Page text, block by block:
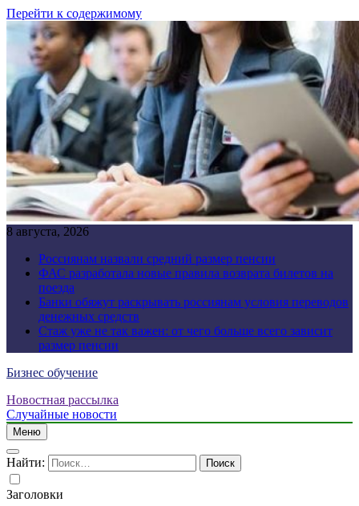
Перейти к содержимому
8 августа, 2026
Россиянам назвали средний размер пенсии
ФАС разработала новые правила возврата билетов на
поезда
Банки обяжут раскрывать россиянам условия переводов
денежных средств
Стаж уже не так важен: от чего больше всего зависит
размер пенсии
Бизнес обучение
Новостная рассылка
Случайные новости
Меню
Найти:
Заголовки